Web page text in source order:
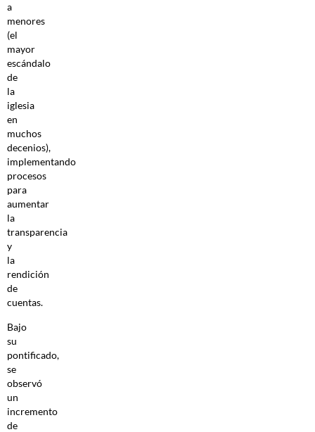
a
menores
(el
mayor
escándalo
de
la
iglesia
en
muchos
decenios),
implementando
procesos
para
aumentar
la
transparencia
y
la
rendición
de
cuentas.
Bajo
su
pontificado,
se
observó
un
incremento
de